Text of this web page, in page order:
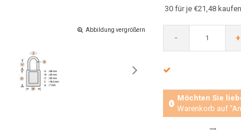
Abbildung vergrößern
30 für je €21,48
- +
Möchten Sie
Warenkorb auf